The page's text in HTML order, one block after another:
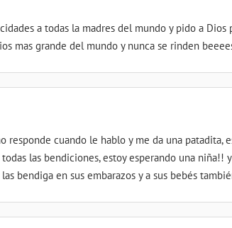
a todas la madres del mundo y pido a Dios
mas grande del mundo y nunca se rinden
responde cuando le hablo y me da una patadita,
las bendiciones, estoy esperando una
bendiga en sus embarazos y a sus bebés